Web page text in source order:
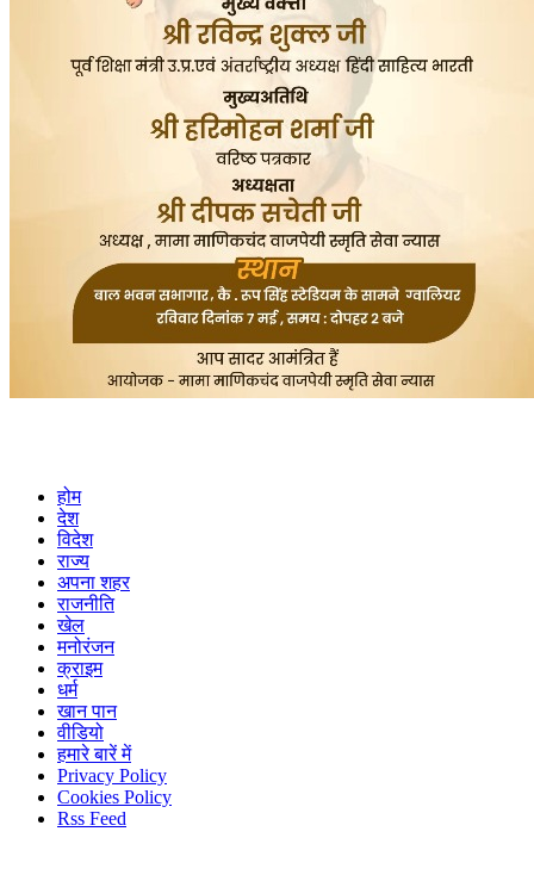
होम
देश
विदेश
राज्य
अपना शहर
राजनीति
खेल
मनोरंजन
क्राइम
धर्म
खान पान
वीडियो
हमारे बारें में
Privacy Policy
Cookies Policy
Rss Feed